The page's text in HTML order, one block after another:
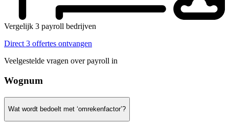
Vergelijk 3 payroll bedrijven
Direct 3 offertes ontvangen
Veelgestelde vragen over payroll in
Wognum
Wat wordt bedoelt met ‘omrekenfactor’?